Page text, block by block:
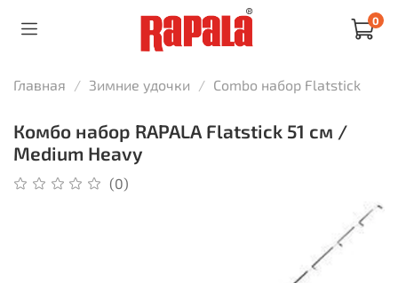
0
Главная Зимние удочки Combo набор Flatstick
Комбо набор RAPALA Flatstick 51 см /
Medium Heavy
(0)